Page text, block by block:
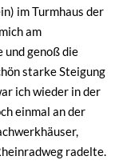
im Turmhaus der
am
und genoß die
starke Steigung
ich wieder in der
einmal an der
radelte.